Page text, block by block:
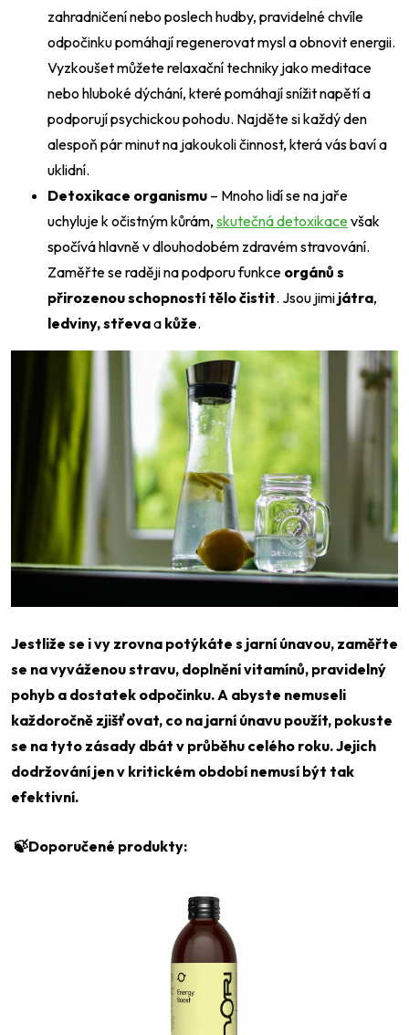
zahradničení nebo poslech hudby, pravidelné chvíle
odpočinku pomáhají regenerovat mysl a obnovit energii.
Vyzkoušet můžete relaxační techniky jako meditace
nebo hluboké dýchání, které pomáhají snížit napětí a
podporují psychickou pohodu. Najděte si každý den
alespoň pár minut na jakoukoli činnost, která vás baví a
uklidní.
Detoxikace organismu – Mnoho lidí se na jaře
uchyluje k očistným kůrám, skutečná detoxikace však
spočívá hlavně v dlouhodobém zdravém stravování.
Zaměřte se raději na podporu funkce orgánů s
přirozenou schopností tělo čistit. Jsou jimi játra,
ledviny, střevaa kůže.
Jestliže se i vy zrovna potýkáte s jarní únavou, zaměřte
se na vyváženou stravu, doplnění vitamínů, pravidelný
pohyb a dostatek odpočinku. A abyste nemuseli
každoročně zjišťovat, co na jarní únavu použít, pokuste
se na tyto zásady dbát v průběhu celého roku. Jejich
dodržování jen v kritickém období nemusí být tak
efektivní.
🍃Doporučené produkty: